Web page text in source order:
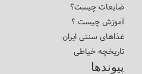
ضایعات چیست؟
آموزش چیست ؟
غذاهای سنتی ایران
تاریخچه خیاطی
پیوندها